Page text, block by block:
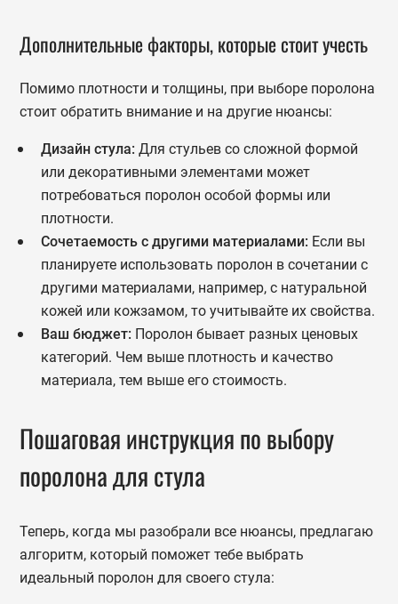
Дополнительные факторы, которые стоит учесть
Помимо плотности и толщины, при выборе поролона
стоит обратить внимание и на другие нюансы:
Дизайн стула: Для стульев со сложной формой
или декоративными элементами может
потребоваться поролон особой формы или
плотности.
Сочетаемость с другими материалами: Если вы
планируете использовать поролон в сочетании с
другими материалами, например, с натуральной
кожей или кожзамом, то учитывайте их свойства.
Ваш бюджет: Поролон бывает разных ценовых
категорий. Чем выше плотность и качество
материала, тем выше его стоимость.
Пошаговая инструкция по выбору
поролона для стула
Теперь, когда мы разобрали все нюансы, предлагаю
алгоритм, который поможет тебе выбрать
идеальный поролон для своего стула: